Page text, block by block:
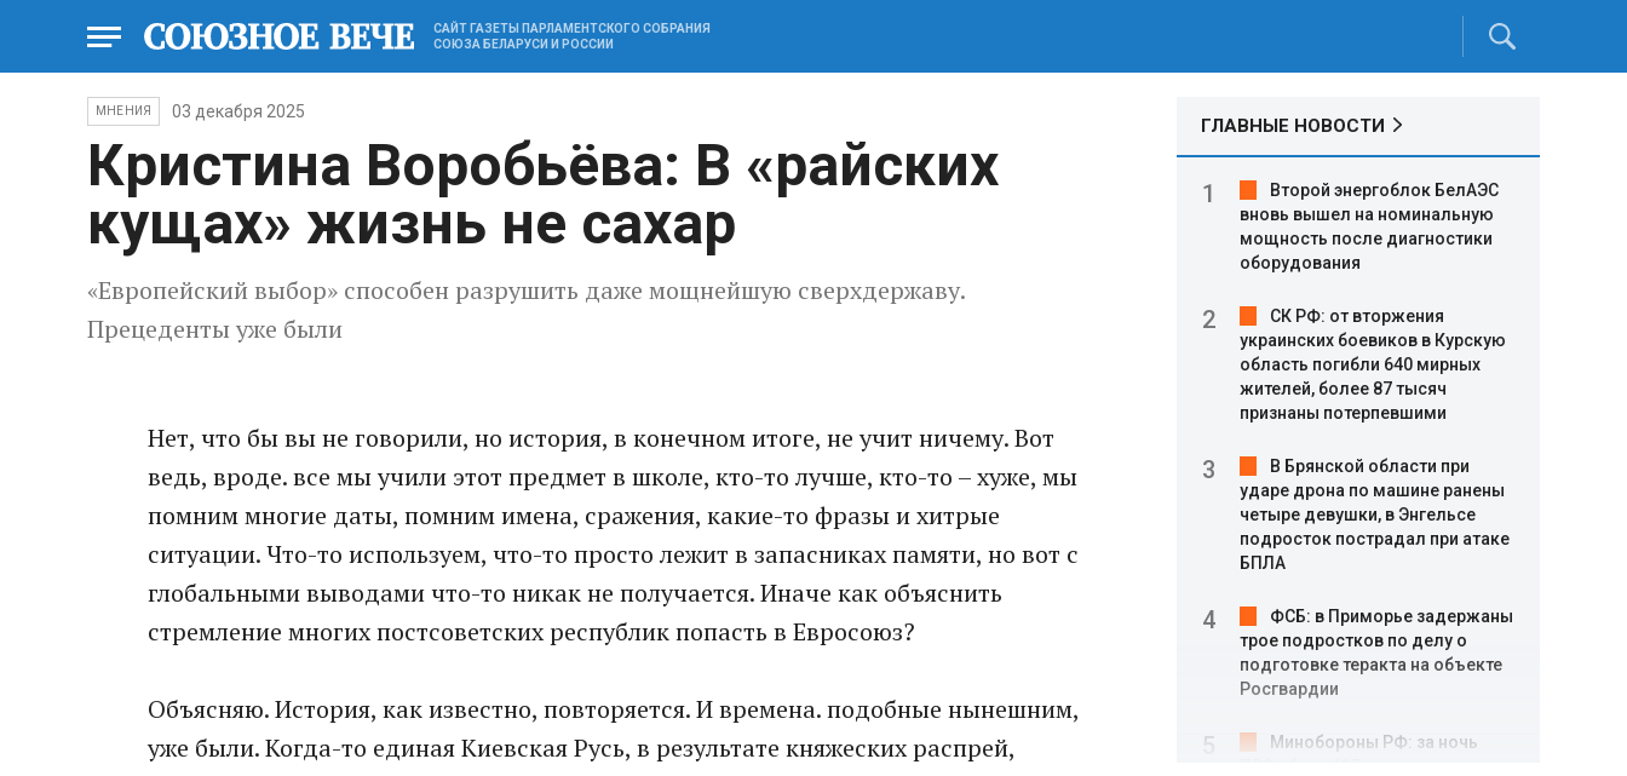
САЙТ ГАЗЕТЫ ПАРЛАМЕНТСКОГО СОБРАНИЯ
СОЮЗА БЕЛАРУСИ И РОССИИ
МНЕНИЯ 03 декабря 2025
Кристина Воробьёва: В «райских
кущах» жизнь не сахар
«Европейский выбор» способен разрушить даже мощнейшую сверхдержаву.
Прецеденты уже были
Нет, что бы вы не говорили, но история, в конечном итоге, не учит ничему. Вот
ведь, вроде. все мы учили этот предмет в школе, кто-то лучше, кто-то – хуже, мы
помним многие даты, помним имена, сражения, какие-то фразы и хитрые
ситуации. Что-то используем, что-то просто лежит в запасниках памяти, но вот с
глобальными выводами что-то никак не получается. Иначе как объяснить
стремление многих постсоветских республик попасть в Евросоюз?
Объясняю. История, как известно, повторяется. И времена. подобные нынешним,
уже были. Когда-то единая Киевская Русь, в результате княжеских распрей,
ГЛАВНЫЕ НОВОСТИ
Второй энергоблок БелАЭС
вновь вышел на номинальную
мощность после диагностики
оборудования
СК РФ: от вторжения
украинских боевиков в Курскую
область погибли 640 мирных
жителей, более 87 тысяч
признаны потерпевшими
В Брянской области при
ударе дрона по машине ранены
четыре девушки, в Энгельсе
подросток пострадал при атаке
БПЛА
ФСБ: в Приморье задержаны
трое подростков по делу о
подготовке теракта на объекте
Росгвардии
Минобороны РФ: за ночь